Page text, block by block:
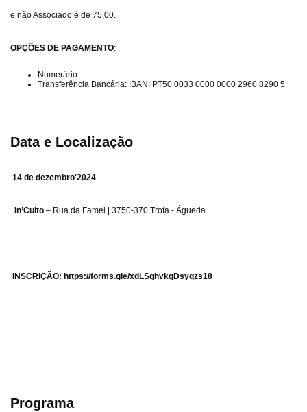
e não Associado é de 75,00.
OPÇÕES DE PAGAMENTO:
Numerário
Transferência Bancária: IBAN: PT50 0033 0000 0000 2960 8290 5
Data e Localização
14 de dezembro'2024
In’Culto – Rua da Famel | 3750-370 Trofa - Águeda.
INSCRIÇÃO: https://forms.gle/xdLSghvkgDsyqzs18
Programa